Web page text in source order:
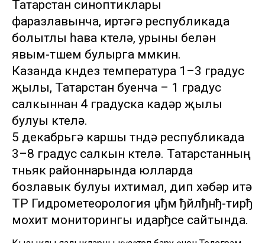
Татарстан синоптиклары
фаразлавынча, иртәгә республикада
болытлы һава көтелә, урыны белән
явым-төшем булырга мөмкин.
Казанда көндез температура 1–3 градус
җылы, Татарстан буенча – 1 градус
салкыннан 4 градуска кадәр җылы
булуы көтелә.
5 декабрьгә каршы төндә республикада
3–8 градус салкын көтелә. Татарстанның
төньяк районнарында юлларда
бозлавык булуы ихтимал, дип хәбәр итә
ТР Гидрометеорология џђм ђйлђнђ-тирђ
мохит мониторингы идарђсе сайтында.